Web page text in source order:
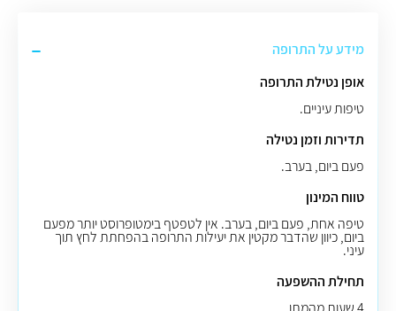
מידע על התרופה
אופן נטילת התרופה
טיפות עיניים.
תדירות וזמן נטילה
פעם ביום, בערב.
טווח המינון
טיפה אחת, פעם ביום, בערב. אין לטפטף בימטופרוסט יותר מפעם
ביום, כיוון שהדבר מקטין את יעילות התרופה בהפחתת לחץ תוך
עיני.
תחילת ההשפעה